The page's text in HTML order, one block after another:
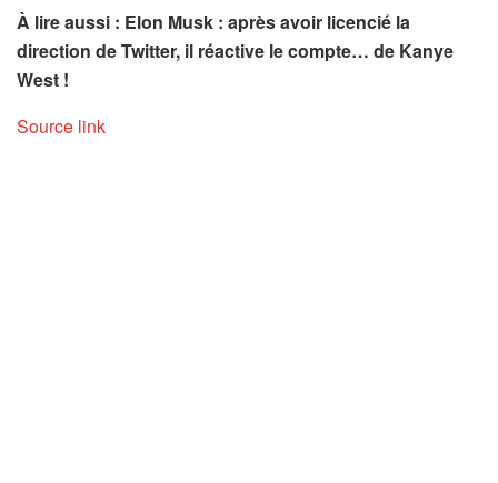
À lire aussi : Elon Musk : après avoir licencié la
direction de Twitter, il réactive le compte… de Kanye
West !
Source link